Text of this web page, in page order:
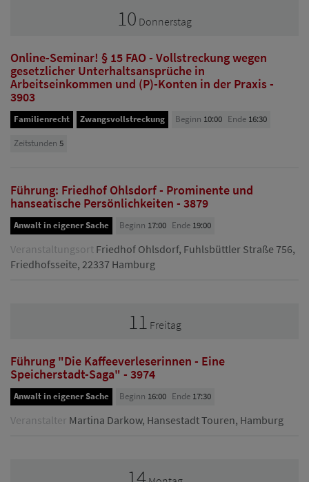
10 Donnerstag
Online-Seminar! § 15 FAO - Vollstreckung wegen
gesetzlicher Unterhaltsansprüche in
Arbeitseinkommen und (P)-Konten in der Praxis -
3903
Familienrecht Zwangsvollstreckung Beginn 10:00 Ende 16:30
Zeitstunden 5
Führung: Friedhof Ohlsdorf - Prominente und
hanseatische Persönlichkeiten - 3879
Anwalt in eigener Sache Beginn 17:00 Ende 19:00
Veranstaltungsort Friedhof Ohlsdorf, Fuhlsbüttler Straße 756,
Friedhofsseite, 22337 Hamburg
11 Freitag
Führung "Die Kaffeeverleserinnen - Eine
Speicherstadt-Saga" - 3974
Anwalt in eigener Sache Beginn 16:00 Ende 17:30
Veranstalter Martina Darkow, Hansestadt Touren, Hamburg